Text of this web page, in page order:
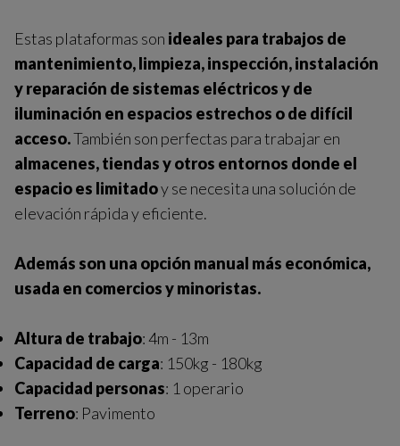
Estas plataformas son ideales para trabajos de
mantenimiento, limpieza, inspección, instalación
y reparación de sistemas eléctricos y de
iluminación en espacios estrechos o de difícil
acceso.También son perfectas para trabajar en
almacenes, tiendas y otros entornos donde el
espacio es limitadoy se necesita una solución de
elevación rápida y eficiente.
Además son una opción manual más económica,
usada en comercios y minoristas.
Altura de trabajo: 4m - 13m
Capacidad de carga: 150kg - 180kg
Capacidad personas: 1 operario
Terreno: Pavimento